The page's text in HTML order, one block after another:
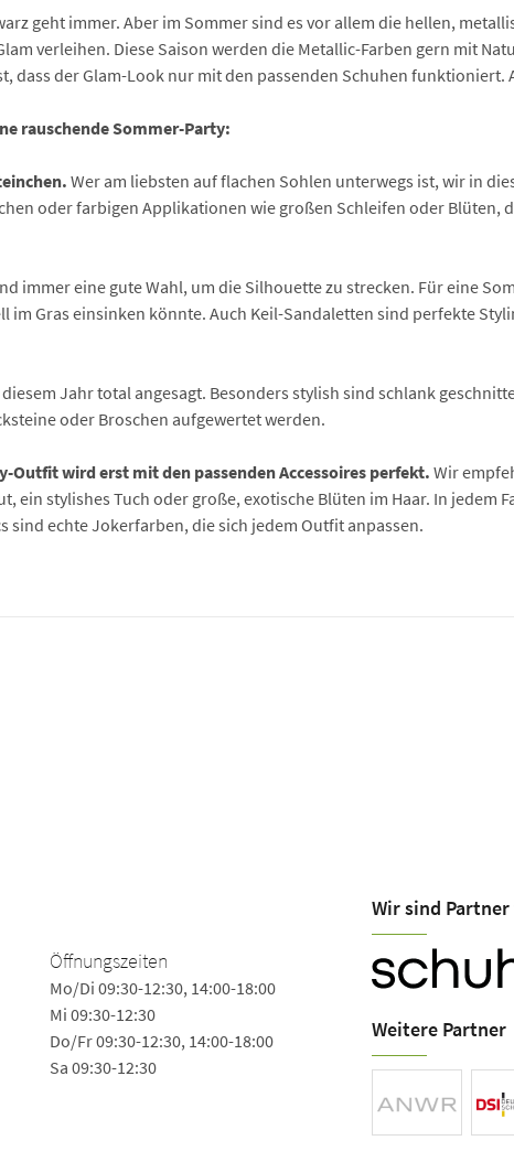
geht immer. Aber im Sommer sind es vor allem die hellen,
verleihen. Diese Saison werden die Metallic-Farben gern mit
dass der Glam-Look nur mit den passenden Schuhen funktioniert.
rauschende Sommer-Party:
Wer am liebsten auf flachen Sohlen unterwegs ist, wir in
oder farbigen Applikationen wie großen Schleifen oder Blüten,
immer eine gute Wahl, um die Silhouette zu strecken. Für eine
im Gras einsinken könnte. Auch Keil-Sandaletten sind perfekte
Jahr total angesagt. Besonders stylish sind schlank
oder Broschen aufgewertet werden.
Outfit wird erst mit den passenden Accessoires perfekt. Wir
ein stylishes Tuch oder große, exotische Blüten im Haar. In jedem
sind echte Jokerfarben, die sich jedem Outfit anpassen.
Öffnungszeiten
Mo/Di 09:30-12:30, 14:00-18:00
Mi 09:30-12:30
Do/Fr 09:30-12:30, 14:00-18:00
Sa 09:30-12:30
Wir sind Partner
Weitere Partner